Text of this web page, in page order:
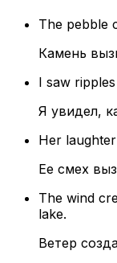
The pebble
Камень
I saw
Я увидел,
Her
Ее смех
The wind
lake.
Ветер